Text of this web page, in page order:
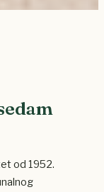
od 1952.